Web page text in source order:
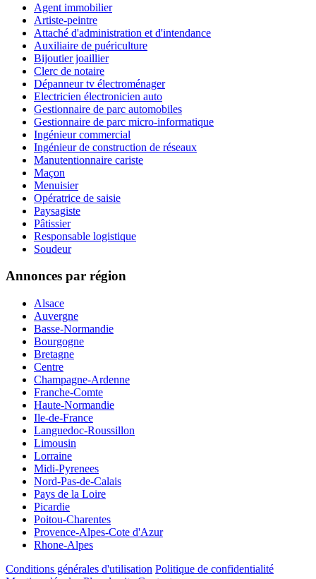
Agent immobilier
Artiste-peintre
Attaché d'administration et d'intendance
Auxiliaire de puériculture
Bijoutier joaillier
Clerc de notaire
Dépanneur tv électroménager
Electricien électronicien auto
Gestionnaire de parc automobiles
Gestionnaire de parc micro-informatique
Ingénieur commercial
Ingénieur de construction de réseaux
Manutentionnaire cariste
Maçon
Menuisier
Opératrice de saisie
Paysagiste
Pâtissier
Responsable logistique
Soudeur
Annonces par région
Alsace
Auvergne
Basse-Normandie
Bourgogne
Bretagne
Centre
Champagne-Ardenne
Franche-Comte
Haute-Normandie
Ile-de-France
Languedoc-Roussillon
Limousin
Lorraine
Midi-Pyrenees
Nord-Pas-de-Calais
Pays de la Loire
Picardie
Poitou-Charentes
Provence-Alpes-Cote d'Azur
Rhone-Alpes
Conditions générales d'utilisation Politique de confidentialité